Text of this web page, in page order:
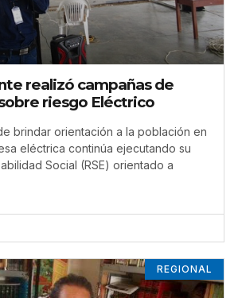
realizó campañas de
riesgo Eléctrico
brindar orientación a la población en
eléctrica continúa ejecutando su
Social (RSE) orientado a
REGIONAL